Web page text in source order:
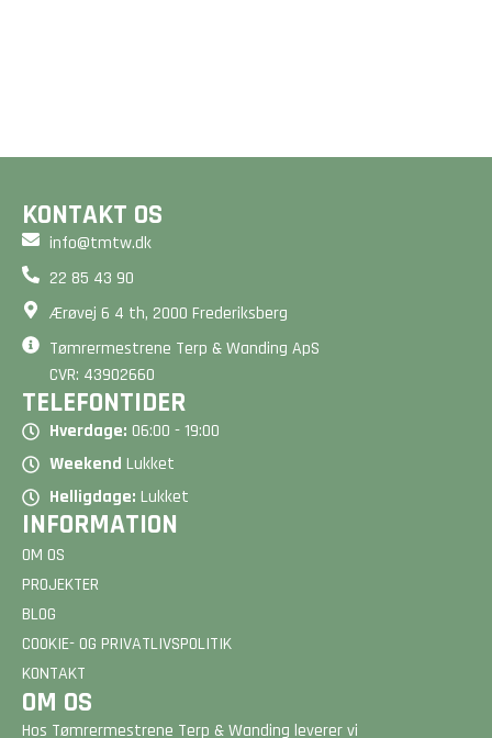
BEREGN PRIS BEREGN PRIS
KONTAKT OS
info@tmtw.dk
22 85 43 90
Ærøvej 6 4 th, 2000 Frederiksberg
Tømrermestrene Terp & Wanding ApS
CVR: 43902660
TELEFONTIDER
Hverdage: 06:00 - 19:00
Weekend Lukket
Helligdage: Lukket
INFORMATION
OM OS
PROJEKTER
BLOG
COOKIE- OG PRIVATLIVSPOLITIK
KONTAKT
OM OS
Hos Tømrermestrene Terp & Wanding leverer vi